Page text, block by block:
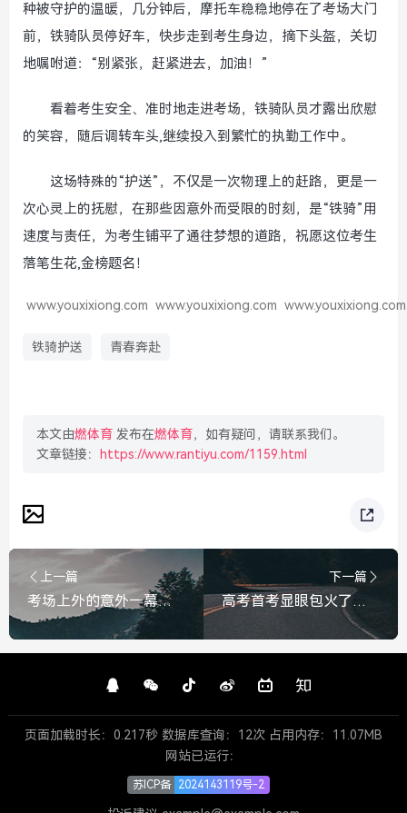
种被守护的温暖，几分钟后，摩托车稳稳地停在了考场大门
前，铁骑队员停好车，快步走到考生身边，摘下头盔，关切
地嘱咐道：“别紧张，赶紧进去，加油！”
看着考生安全、准时地走进考场，铁骑队员才露出欣慰
的笑容，随后调转车头,继续投入到繁忙的执勤工作中。
这场特殊的“护送”，不仅是一次物理上的赶路，更是一
次心灵上的抚慰，在那些因意外而受限的时刻，是“铁骑”用
速度与责任，为考生铺平了通往梦想的道路，祝愿这位考生
落笔生花,金榜题名！
www.youxixiong.com www.youxixiong.com www.youxixiong.com
铁骑护送 青春奔赴
本文由燃体育 发布在燃体育，如有疑问，请联系我们。
文章链接：
https://www.rantiyu.com/1159.html
上一篇
考场上外的意外一幕，记者刚开口安慰，考生却笑了，我已经考上了，记者刚开口安慰，考生却笑了，我已经考上了
下一篇
高考首考显眼包火了，考生，我妈让我第一个出来，混个采访！高考首考显眼包火了！考生，我妈让我第一个出来，混个采访！
页面加载时长：0.217秒 数据库查询：12次 占用内存：11.07MB
网站已运行：
苏ICP备 2024143119号-2